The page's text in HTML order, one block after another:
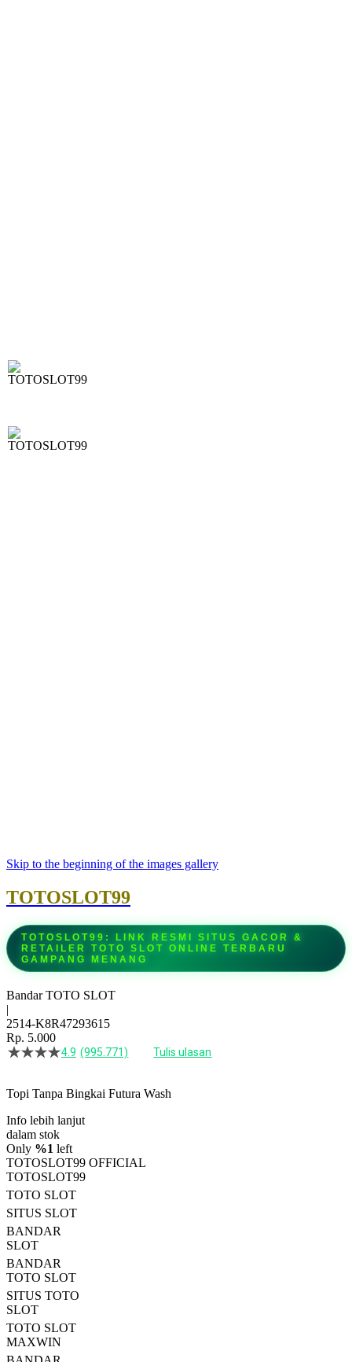
Skip to the beginning of the images gallery
TOTOSLOT99
TOTOSLOT99: LINK RESMI SITUS GACOR &
RETAILER TOTO SLOT ONLINE TERBARU
GAMPANG MENANG
Bandar TOTO SLOT
|
2514-K8R47293615
Rp. 5.000
4.5
bintang,
rating
rata-
rata.
Read
13
Reviews.
Tautan
halaman
yang
sama.
4.9 (995.771) Tulis ulasan
Topi Tanpa Bingkai Futura Wash
Info lebih lanjut
dalam stok
Only %1 left
TOTOSLOT99 OFFICIAL
TOTOSLOT99
TOTO SLOT
SITUS SLOT
BANDAR
SLOT
BANDAR
TOTO SLOT
SITUS TOTO
SLOT
TOTO SLOT
MAXWIN